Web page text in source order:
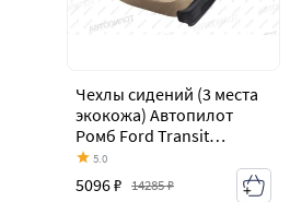
Чехлы сидений (3 места
экокожа) Автопилот
Ромб Ford Transit
цельнометаллический
фургон (2006-2014)
5.0
5096 ₽ 14285 ₽